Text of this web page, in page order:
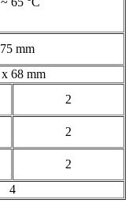
mm
68 mm
2
2
2
4